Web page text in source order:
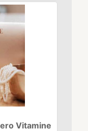
Vitamine